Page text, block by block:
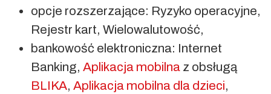
opcje rozszerzające: Ryzyko operacyjne,
Rejestr kart, Wielowalutowość,
bankowość elektroniczna: Internet
Banking, Aplikacja mobilna z obsługą
BLIKA, Aplikacja mobilna dla dzieci,